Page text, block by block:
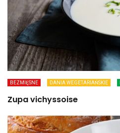
BEZMIĘSNE DANIA WEGETARIAŃSKIE
Zupa vichyssoise